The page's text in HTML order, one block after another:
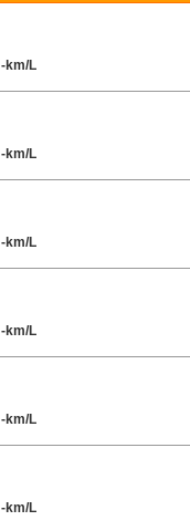
-km/L
-km/L
-km/L
-km/L
-km/L
-km/L